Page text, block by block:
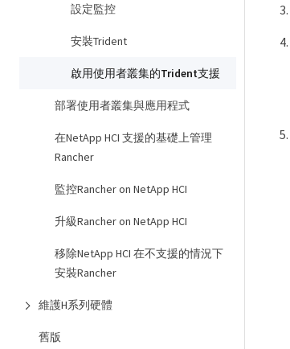
設定監控
安裝Trident
啟用使用者叢集的Trident支援
部署使用者叢集與應用程式
在NetApp HCI 支援的基礎上管理
Rancher
監控Rancher on NetApp HCI
升級Rancher on NetApp HCI
移除NetApp HCI 在不支援的情況下
安裝Rancher
維護H系列硬體
舊版